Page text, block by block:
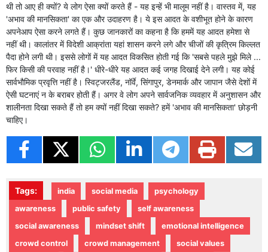
थी तो आए ही क्यों? ये लोग ऐसा क्यों करते हैं - यह इन्हें भी मालूम नहीं है। वास्तव में, यह
'अभाव की मानसिकता' का एक और उदाहरण है। ये इस आदत के वशीभूत होने के कारण
अपनेआप ऐसा करने लगते हैं। कुछ जानकारों का कहना है कि हममें यह आदत हमेशा से
नहीं थी। कालांतर में विदेशी आक्रांता यहां शासन करने लगे और चीजों की कृत्रिम किल्लत
पैदा होने लगी थी। इससे लोगों में यह आदत विकसित होती गई कि 'सबसे पहले मुझे मिले ...
फिर किसी की परवाह नहीं है।' धीरे-धीरे यह आदत कई जगह दिखाई देने लगी। यह कोई
सार्वभौमिक प्रवृत्ति नहीं है। स्विट्जरलैंड, नॉर्वे, सिंगापुर, डेनमार्क और जापान जैसे देशों में
ऐसी घटनाएं न के बराबर होती हैं। अगर वे लोग अपने सार्वजनिक व्यवहार में अनुशासन और
शालीनता दिखा सकते हैं तो हम क्यों नहीं दिखा सकते? हमें 'अभाव की मानसिकता' छोड़नी
चाहिए।
Tags: india social media
psychology
awareness
public safety
self awareness
social awareness
mindset shift
emotional intelligence
crowd control
crowd management
social values